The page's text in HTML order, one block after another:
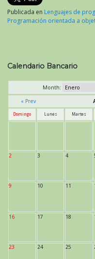
Publicada en Lenguajes de
Programación orientada a
Calendario Bancario
Month:
« Prev
Domingo Lunes Martes
2 3 4
9 10 11
16 17 18
23 24 25